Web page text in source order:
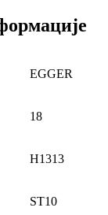
EGGER
18
H1313
ST10